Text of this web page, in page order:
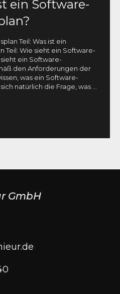
ein Software-
Teil: Was ist ein
Teil: Wie sieht ein Software-
ein Software-
den Anforderungen der
was ein Software-
natürlich die Frage, was ...
GmbH